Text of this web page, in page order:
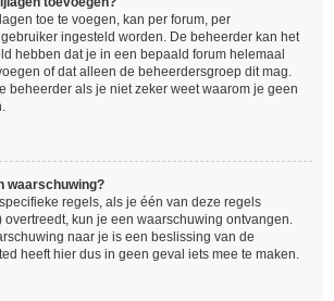
toe te voegen, kan per forum, per
ingesteld worden. De beheerder kan het
hebben dat je in een bepaald forum helemaal
of dat alleen de beheerdersgroep dit mag.
beheerder als je niet zeker weet waarom je geen
waarschuwing?
regels, als je één van deze regels
kun je een waarschuwing ontvangen.
naar je is een beslissing van de
heeft hier dus in geen geval iets mee te maken.